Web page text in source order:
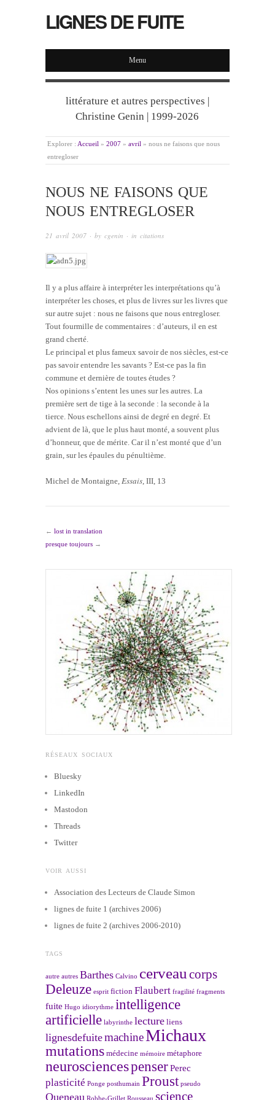
LIGNES DE FUITE
Menu
littérature et autres perspectives |
Christine Genin | 1999-2026
Explorer : Accueil » 2007 » avril » nous ne faisons que nous
entregloser
NOUS NE FAISONS QUE
NOUS ENTREGLOSER
21 avril 2007 · by cgenin · in citations
Il y a plus affaire à interpréter les interprétations qu’à
interpréter les choses, et plus de livres sur les livres que
sur autre sujet : nous ne faisons que nous entregloser.
Tout fourmille de commentaires : d’auteurs, il en est
grand cherté.
Le principal et plus fameux savoir de nos siècles, est-ce
pas savoir entendre les savants ? Est-ce pas la fin
commune et dernière de toutes études ?
Nos opinions s’entent les unes sur les autres. La
première sert de tige à la seconde : la seconde à la
tierce. Nous eschellons ainsi de degré en degré. Et
advient de là, que le plus haut monté, a souvent plus
d’honneur, que de mérite. Car il n’est monté que d’un
grain, sur les épaules du pénultième.
Michel de Montaigne, Essais , III, 13
← lost in translation
presque toujours →
RÉSEAUX SOCIAUX
Bluesky
LinkedIn
Mastodon
Threads
Twitter
VOIR AUSSI
Association des Lecteurs de Claude Simon
lignes de fuite 1 (archives 2006)
lignes de fuite 2 (archives 2006-2010)
TAGS
autre autres Barthes Calvino cerveau corps
Deleuze esprit fiction Flaubert fragilité fragments
fuite Hugo idiorythme intelligence
artificielle labyrinthe lecture liens
lignesdefuitemachineMichaux
mutations médecine mémoire métaphore
neurosciencespenserPerec
plasticité Ponge posthumain Proust pseudo
Queneau Robbe-Grillet Rousseau science